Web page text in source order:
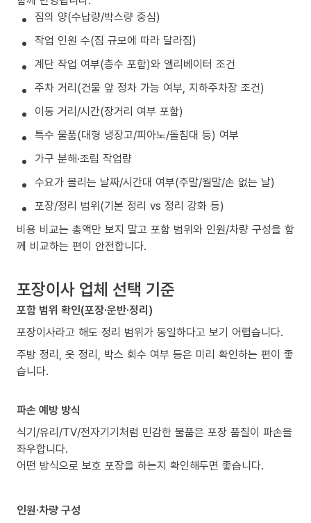
짐의 양(수납량/박스량 중심)
작업 인원 수(짐 규모에 따라 달라짐)
계단 작업 여부(층수 포함)와 엘리베이터 조건
주차 거리(건물 앞 정차 가능 여부, 지하주차장 조건)
이동 거리/시간(장거리 여부 포함)
특수 물품(대형 냉장고/피아노/돌침대 등) 여부
가구 분해·조립 작업량
수요가 몰리는 날짜/시간대 여부(주말/월말/손 없는 날)
포장/정리 범위(기본 정리 vs 정리 강화 등)
비용 비교는 총액만 보지 말고 포함 범위와 인원/차량 구성을 함
께 비교하는 편이 안전합니다.
포장이사 업체 선택 기준
포함 범위 확인(포장·운반·정리)
포장이사라고 해도 정리 범위가 동일하다고 보기 어렵습니다.
주방 정리, 옷 정리, 박스 회수 여부 등은 미리 확인하는 편이 좋
습니다.
파손 예방 방식
식기/유리/TV/전자기기처럼 민감한 물품은 포장 품질이 파손을
좌우합니다.
어떤 방식으로 보호 포장을 하는지 확인해두면 좋습니다.
인원·차량 구성